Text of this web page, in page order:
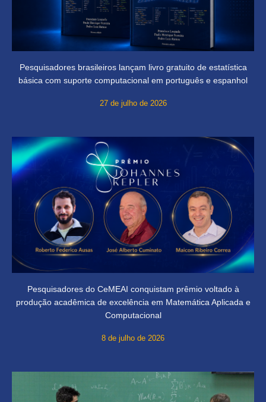
Pesquisadores brasileiros lançam livro gratuito de estatística
básica com suporte computacional em português e espanhol
27 de julho de 2026
Pesquisadores do CeMEAI conquistam prêmio voltado à
produção acadêmica de excelência em Matemática Aplicada e
Computacional
8 de julho de 2026